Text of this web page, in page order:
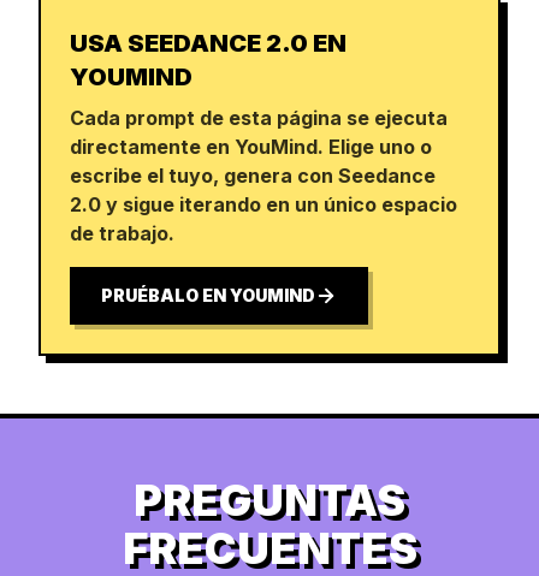
USA SEEDANCE 2.0 EN
YOUMIND
Cada prompt de esta página se ejecuta
directamente en YouMind. Elige uno o
escribe el tuyo, genera con Seedance
2.0 y sigue iterando en un único espacio
de trabajo.
PRUÉBALO EN YOUMIND
PREGUNTAS
FRECUENTES